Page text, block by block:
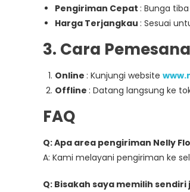
Pengiriman Cepat : Bunga
Harga Terjangkau : Sesuai
3. Cara
Online : Kunjungi website
Offline : Datang langsung ke
FAQ
Q: Apa area pengiriman Nelly
A: Kami melayani pengiriman ke
Q: Bisakah saya memilih sendiri